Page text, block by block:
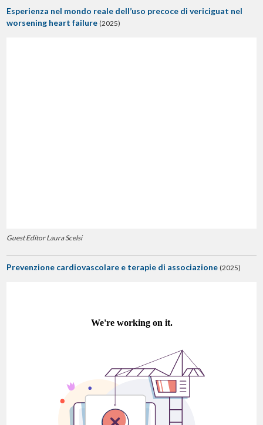
Esperienza nel mondo reale dell’uso precoce di vericiguat nel
worsening heart failure (2025)
Guest Editor Laura Scelsi
Prevenzione cardiovascolare e terapie di associazione (2025)